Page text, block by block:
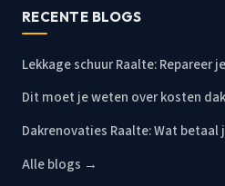
RECENTE BLOGS
Lekkage schuur Raalte: Repareer
Dit moet je weten over kosten
Dakrenovaties Raalte: Wat betaal
Alle blogs →